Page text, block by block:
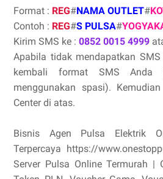
Format : REG#NAMA OUTLET#
Contoh : REG#S PULSA#
Kirim SMS ke : 0852 0015 4999
Apabila tidak mendapatkan
kembali format SMS Anda
menggunakan spasi).
Center di atas.
Bisnis Agen Pulsa Elektrik
Terpercaya https://
Server Pulsa Online Termurah |